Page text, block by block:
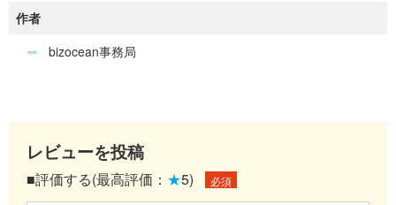
作者
bizocean事務局
レビューを投稿
■評価する(最高評価： ★5) 必須